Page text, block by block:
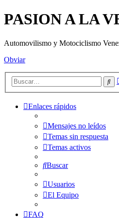
PASION A LA
Automovilismo y Motociclismo
Obviar
Enlaces rápidos
Mensajes no leídos
Temas sin respuesta
Temas activos
Buscar
Usuarios
El Equipo
FAQ